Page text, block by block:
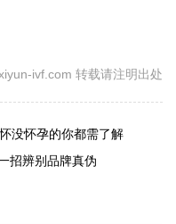
ivf.com 转载请注明出处
没怀孕的你都需了解
招辨别品牌真伪